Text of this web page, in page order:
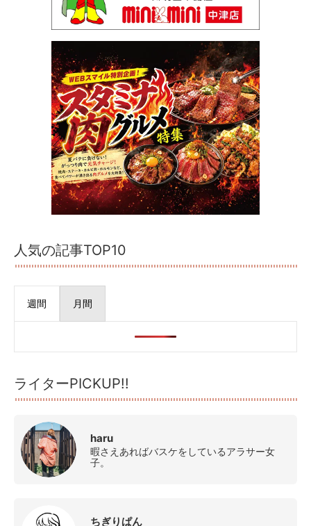
人気の記事TOP10
週間 月間
ライターPICKUP!!
haru
暇さえあればバスケをしているアラサー女
子。
ちぎりぱん